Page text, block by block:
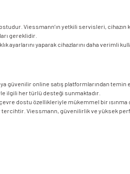
Viessmann’ın yetkili servisleri,
gereklidir.
ayarlarını yaparak cihazlarını daha verimli
güvenilir online satış platformlarından
ilgili her türlü desteği sunmaktadır.
dostu özellikleriyle mükemmel bir
Viessmann, güvenilirlik ve yüksek